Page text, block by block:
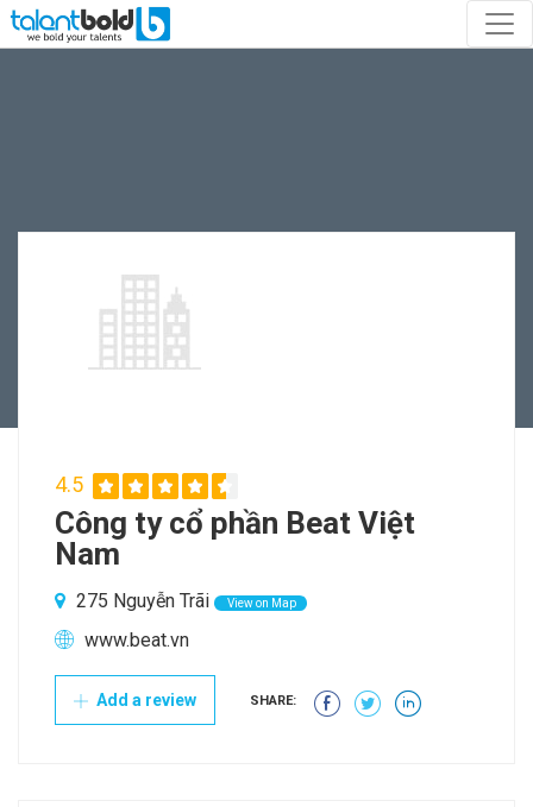
4.5
Công ty cổ phần Beat Việt
Nam
275 Nguyễn Trãi View on Map
www.beat.vn
Add a review SHARE: